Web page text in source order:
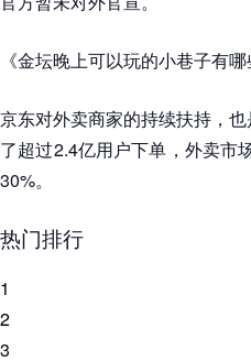
《金坛晚上可以玩的小巷子有哪
京东对外卖商家的持续扶持，
了超过2.4亿用户下单，外卖市
30%。
热门排行
1
2
3